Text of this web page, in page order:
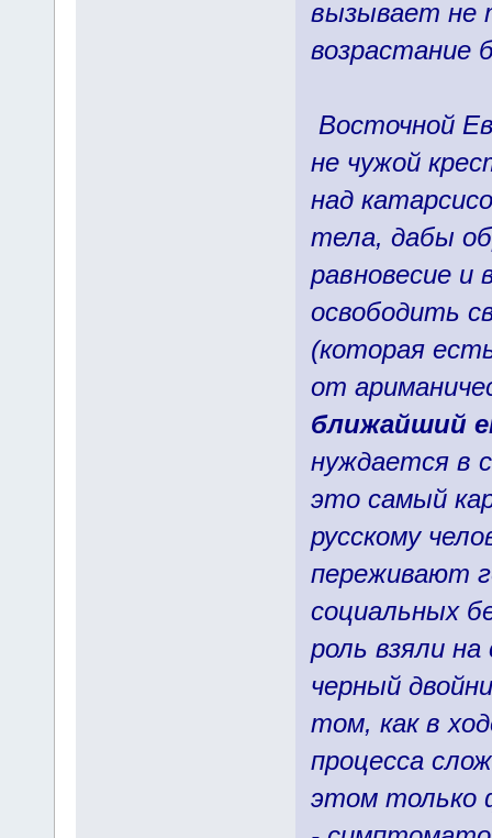
вызывает не
возрастание
Восточной
не чужой
над
тела, дабы
равновесие и
освободить
(которая
от
ближайший
нуждается в
это самый
русскому
переживают
социальных
роль взяли
черный
том, как в
процесса
этом только